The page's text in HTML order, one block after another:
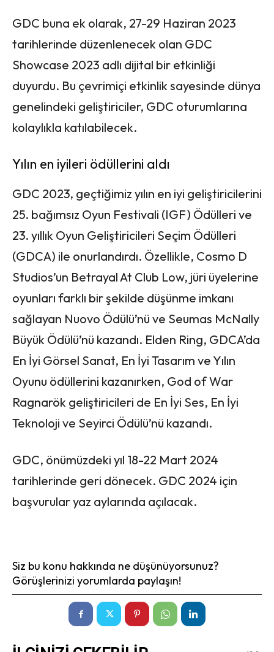
GDC buna ek olarak, 27-29 Haziran 2023
tarihlerinde düzenlenecek olan GDC
Showcase 2023 adlı dijital bir etkinliği
duyurdu. Bu çevrimiçi etkinlik sayesinde dünya
genelindeki geliştiriciler, GDC oturumlarına
kolaylıkla katılabilecek.
Yılın en iyileri ödüllerini aldı
GDC 2023, geçtiğimiz yılın en iyi geliştiricilerini
25. bağımsız Oyun Festivali (IGF) Ödülleri ve
23. yıllık Oyun Geliştiricileri Seçim Ödülleri
(GDCA) ile onurlandırdı. Özellikle, Cosmo D
Studios’un Betrayal At Club Low, jüri üyelerine
oyunları farklı bir şekilde düşünme imkanı
sağlayan Nuovo Ödülü’nü ve Seumas McNally
Büyük Ödülü’nü kazandı. Elden Ring, GDCA’da
En İyi Görsel Sanat, En İyi Tasarım ve Yılın
Oyunu ödüllerini kazanırken, God of War
Ragnarök geliştiricileri de En İyi Ses, En İyi
Teknoloji ve Seyirci Ödülü’nü kazandı.
GDC, önümüzdeki yıl 18-22 Mart 2024
tarihlerinde geri dönecek. GDC 2024 için
başvurular yaz aylarında açılacak.
Siz bu konu hakkında ne düşünüyorsunuz?
Görüşlerinizi yorumlarda paylaşın!